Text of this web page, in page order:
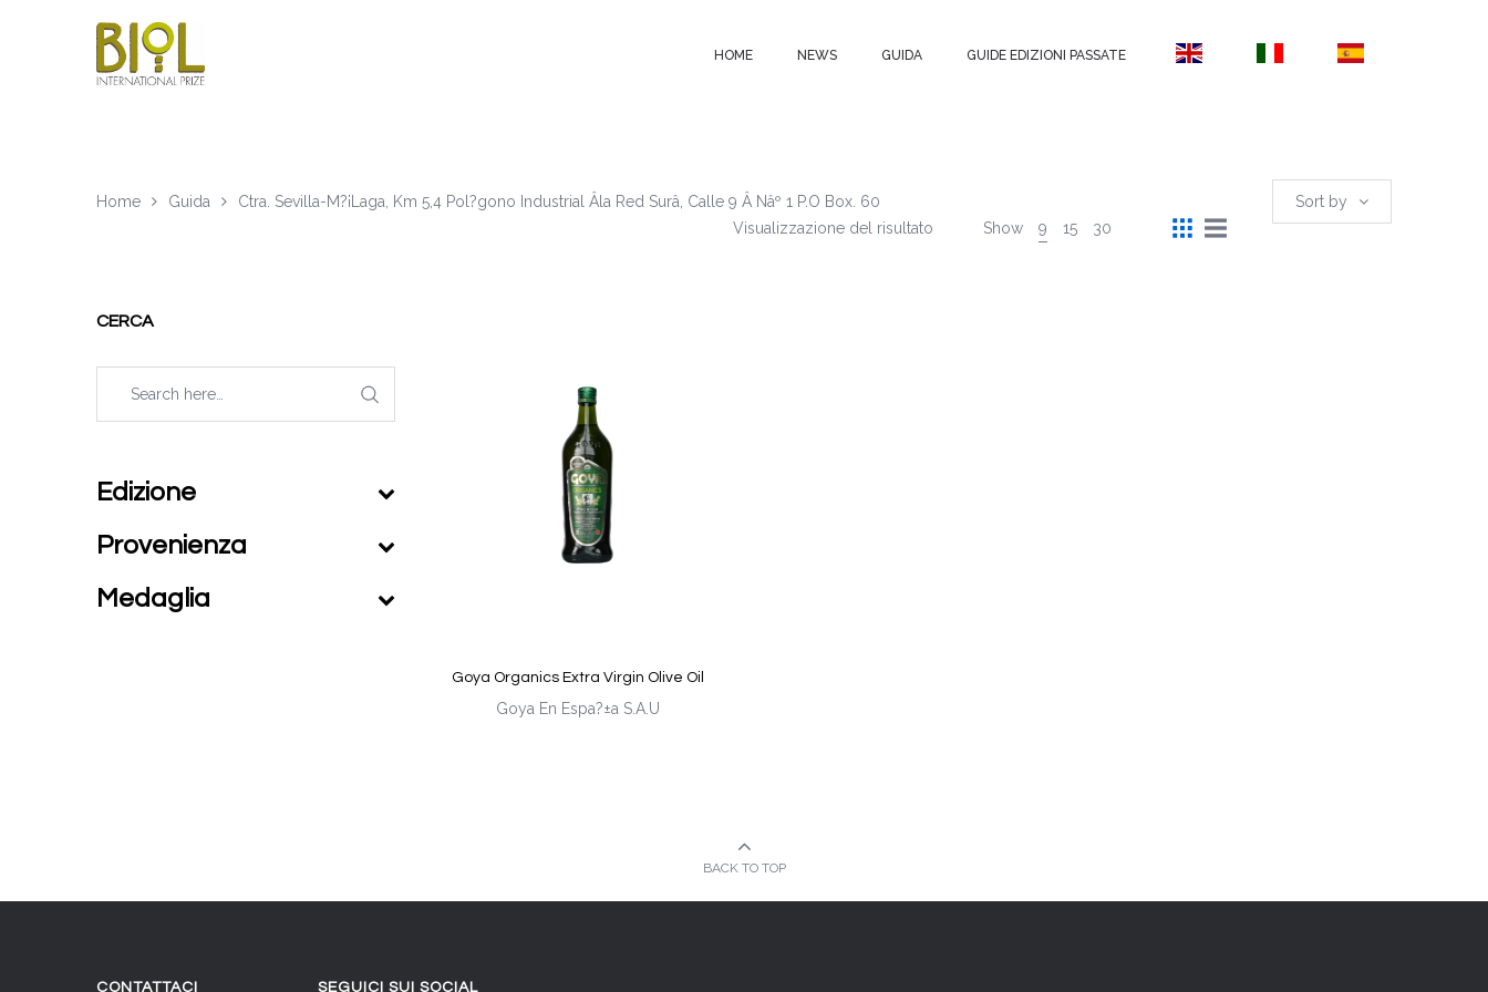
HOME NEWS GUIDA GUIDE EDIZIONI PASSATE
Home Guida Ctra. Sevilla-M?¡Laga, Km 5,4 Pol?­gono Industrial Âla Red Surâ, Calle 9 Â Nâº 1 P.O Box. 60
Sort by
Visualizzazione del risultato
Show 9 15 30
Goya Organics Extra Virgin Olive Oil
Goya En Espa?±a S.A.U
CERCA
Edizione
Provenienza
Medaglia
BACK TO TOP
CONTATTACI SEGUICI SUI SOCIAL